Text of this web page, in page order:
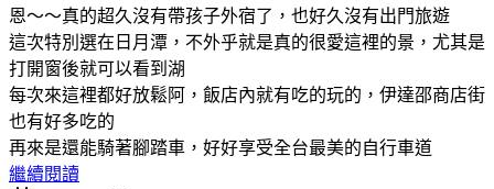
恩～～真的超久沒有帶孩子外宿了，也好久沒有出門旅遊
這次特別選在日月潭，不外乎就是真的很愛這裡的景，尤其是
打開窗後就可以看到湖
每次來這裡都好放鬆阿，飯店內就有吃的玩的，伊達邵商店街
也有好多吃的
再來是還能騎著腳踏車，好好享受全台最美的自行車道
繼續閱讀